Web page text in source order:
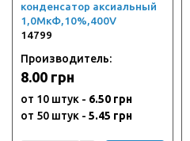
конденсатор аксиальный
1,0МкФ,10%,400V
14799
Производитель:
8.00 грн
от 10 штук - 6.50 грн
от 50 штук - 5.45 грн